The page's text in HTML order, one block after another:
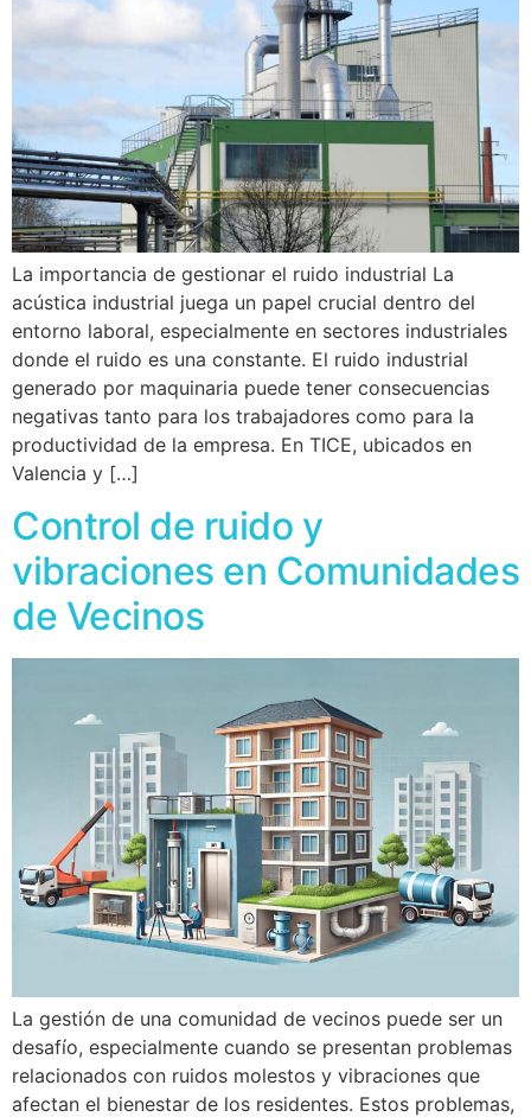
La importancia de gestionar el ruido industrial La
acústica industrial juega un papel crucial dentro del
entorno laboral, especialmente en sectores industriales
donde el ruido es una constante. El ruido industrial
generado por maquinaria puede tener consecuencias
negativas tanto para los trabajadores como para la
productividad de la empresa. En TICE, ubicados en
Valencia y […]
Control de ruido y
vibraciones en Comunidades
de Vecinos
La gestión de una comunidad de vecinos puede ser un
desafío, especialmente cuando se presentan problemas
relacionados con ruidos molestos y vibraciones que
afectan el bienestar de los residentes. Estos problemas,